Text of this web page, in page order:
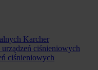
Karcher
ciśnieniowych
ciśnieniowych